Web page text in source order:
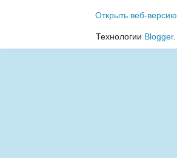
Открыть веб-версию
Технологии Blogger.